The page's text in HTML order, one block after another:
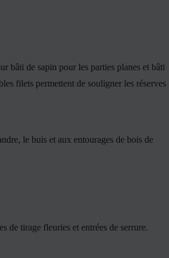
bâti de sapin pour les parties planes et bâti
filets permettent de souligner les réserves
le buis et aux entourages de bois de
de tirage fleuries et entrées de serrure.